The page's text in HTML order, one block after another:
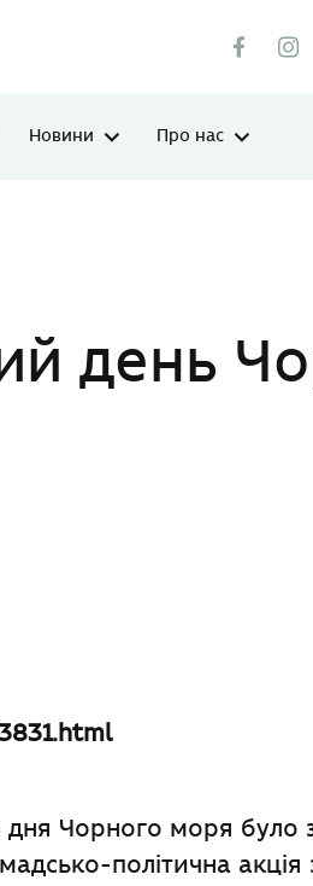
Новини Про нас
день
Чорного моря було
політична акція